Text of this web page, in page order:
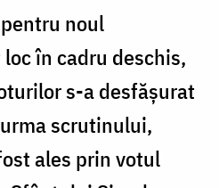
noul
în cadru deschis,
s-a desfășurat
scrutinului,
ales prin votul